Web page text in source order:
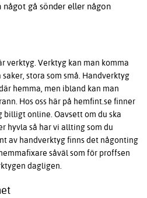
gå sönder eller någon
verktyg. Verktyg kan man komma
stora som små. Handverktyg
hemma, men ibland kan man
Hos oss här på hemfint.se finner
online. Oavsett om du ska
hyvla så har vi allting som du
av handverktyg finns det någonting
såväl som för proffsen
dagligen.